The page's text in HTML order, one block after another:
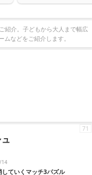
紹介。子どもから大人まで幅広
などをご紹介します。
14
ていくマッチ3パズル
71